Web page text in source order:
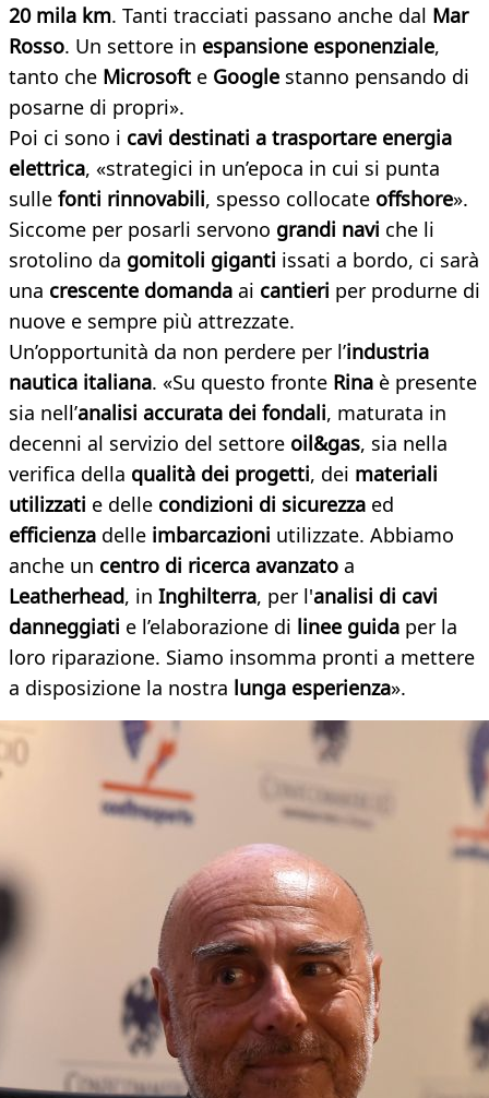
20 mila km. Tanti tracciati passano anche dal Mar
Rosso. Un settore in espansione esponenziale,
tanto che Microsoft e Google stanno pensando di
posarne di propri».
Poi ci sono i cavi destinati a trasportare energia
elettrica, «strategici in un’epoca in cui si punta
sulle fonti rinnovabili, spesso collocate offshore».
Siccome per posarli servono grandi navi che li
srotolino da gomitoli giganti issati a bordo, ci sarà
una crescente domanda ai cantieri per produrne di
nuove e sempre più attrezzate.
Un’opportunità da non perdere per l’industria
nautica italiana. «Su questo fronte Rina è presente
sia nell’analisi accurata dei fondali, maturata in
decenni al servizio del settore oil&gas, sia nella
verifica della qualità dei progetti, dei materiali
utilizzati e delle condizioni di sicurezza ed
efficienza delle imbarcazioni utilizzate. Abbiamo
anche un centro di ricerca avanzato a
Leatherhead, in Inghilterra, per l'analisi di cavi
danneggiati e l’elaborazione di linee guida per la
loro riparazione. Siamo insomma pronti a mettere
a disposizione la nostra lunga esperienza».